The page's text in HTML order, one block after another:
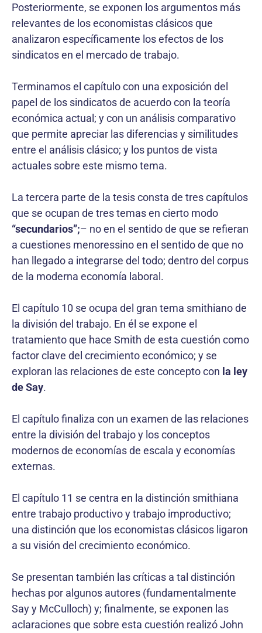
Posteriormente, se exponen los argumentos más
relevantes de los economistas clásicos que
analizaron específicamente los efectos de los
sindicatos en el mercado de trabajo.
Terminamos el capítulo con una exposición del
papel de los sindicatos de acuerdo con la teoría
económica actual; y con un análisis comparativo
que permite apreciar las diferencias y similitudes
entre el análisis clásico; y los puntos de vista
actuales sobre este mismo tema.
La tercera parte de la tesis consta de tres capítulos
que se ocupan de tres temas en cierto modo
“secundarios”;– no en el sentido de que se refieran
a cuestiones menoressino en el sentido de que no
han llegado a integrarse del todo; dentro del corpus
de la moderna economía laboral.
El capítulo 10 se ocupa del gran tema smithiano de
la división del trabajo. En él se expone el
tratamiento que hace Smith de esta cuestión como
factor clave del crecimiento económico; y se
exploran las relaciones de este concepto con la ley
de Say.
El capítulo finaliza con un examen de las relaciones
entre la división del trabajo y los conceptos
modernos de economías de escala y economías
externas.
El capítulo 11 se centra en la distinción smithiana
entre trabajo productivo y trabajo improductivo;
una distinción que los economistas clásicos ligaron
a su visión del crecimiento económico.
Se presentan también las críticas a tal distinción
hechas por algunos autores (fundamentalmente
Say y McCulloch) y; finalmente, se exponen las
aclaraciones que sobre esta cuestión realizó John